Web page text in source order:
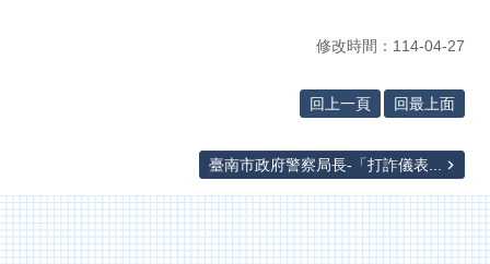
修改時間：114-04-27
回上一頁 回最上面
臺南市政府警察局長-「打詐儀表...